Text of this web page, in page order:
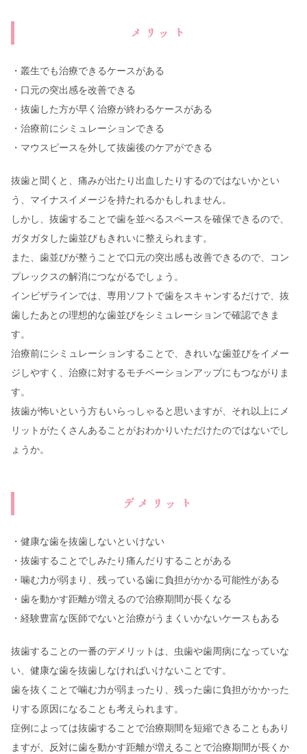
メリット
・叢生でも治療できるケースがある
・口元の突出感を改善できる
・抜歯した方が早く治療が終わるケースがある
・治療前にシミュレーションできる
・マウスピースを外して抜歯後のケアができる
抜歯と聞くと、痛みが出たり出血したりするのではないかとい
う、マイナスイメージを持たれるかもしれません。
しかし、抜歯することで歯を並べるスペースを確保できるので、
ガタガタした歯並びもきれいに整えられます。
また、歯並びが整うことで口元の突出感も改善できるので、コン
プレックスの解消につながるでしょう。
インビザラインでは、専用ソフトで歯をスキャンするだけで、抜
歯したあとの理想的な歯並びをシミュレーションで確認できま
す。
治療前にシミュレーションすることで、きれいな歯並びをイメー
ジしやすく、治療に対するモチベーションアップにもつながりま
す。
抜歯が怖いという方もいらっしゃると思いますが、それ以上にメ
リットがたくさんあることがおわかりいただけたのではないでし
ょうか。
デメリット
・健康な歯を抜歯しないといけない
・抜歯することでしみたり痛んだりすることがある
・噛む力が弱まり、残っている歯に負担がかかる可能性がある
・歯を動かす距離が増えるので治療期間が長くなる
・経験豊富な医師でないと治療がうまくいかないケースもある
抜歯することの一番のデメリットは、虫歯や歯周病になっていな
い、健康な歯を抜歯しなければいけないことです。
歯を抜くことで噛む力が弱まったり、残った歯に負担がかかった
りする原因になることも考えられます。
症例によっては抜歯することで治療期間を短縮できることもあり
ますが、反対に歯を動かす距離が増えることで治療期間が長くか